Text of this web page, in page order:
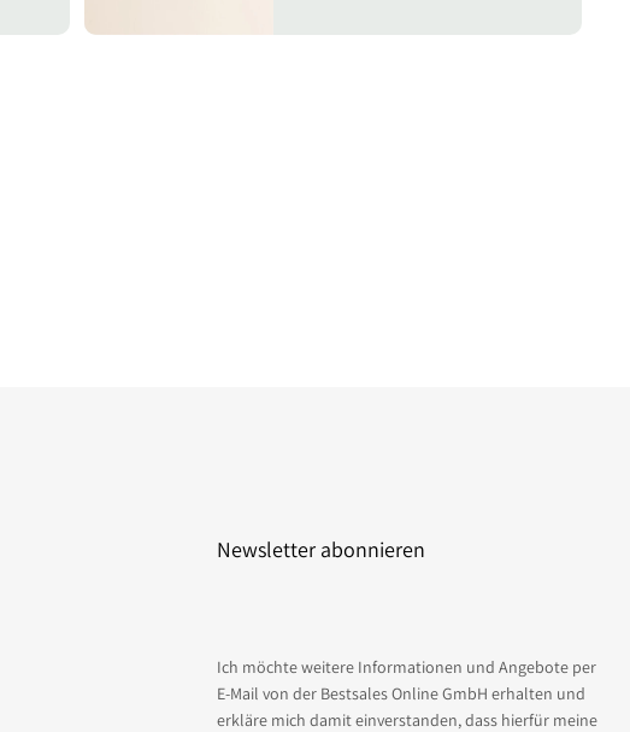
Newsletter abonnieren
Ich möchte weitere Informationen und Angebote per
E-Mail von der Bestsales Online GmbH erhalten und
erkläre mich damit einverstanden, dass hierfür meine